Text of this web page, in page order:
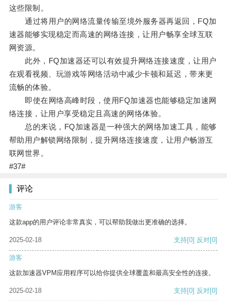
这些限制。
通过将用户的网络流量传输至境外服务器再返回，FQ加
速器能够实现稳定而高速的网络连接，让用户畅享全球互联
网资源。
此外，FQ加速器还可以有效提升网络连接速度，让用户
在观看视频、玩游戏等网络活动中减少卡顿和延迟，带来更
流畅的体验。
即使在网络高峰时段，使用FQ加速器也能够稳定加速网
络连接，让用户享受稳定且高速的网络体验。
总的来说，FQ加速器是一种强大的网络加速工具，能够
帮助用户解锁网络限制，提升网络连接速度，让用户畅游互
联网世界。
#37#
评论
游客
这款app的用户评论非常真实，可以帮助我做出更准确的选择。
2025-02-18 支持[0] 反对[0]
游客
这款加速器VPM应用程序可以给你提供全球覆盖和最高安全性的连接。
2025-02-18 支持[0] 反对[0]